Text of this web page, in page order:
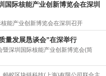
际核能产业创新博览会在深圳
能产业创新博览会在深圳召开
量发展恳谈会”在深举行
深圳国际核能产业创新博览会(简